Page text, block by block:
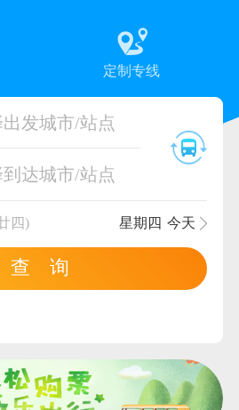
定制专线
发城市/站点
达城市/站点
四) 星期四 今天
查 询